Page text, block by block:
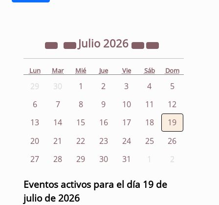
Julio 2026
Lun Mar Mié Jue Vie Sáb Dom
29 30 1 2 3 4
5
6
7 8 9 10 11
12
13
14 15 16 17 18
19
20
21 22 23 24 25
26
27
28 29 30 31 1 2
Eventos activos para el día 19 de
julio de 2026